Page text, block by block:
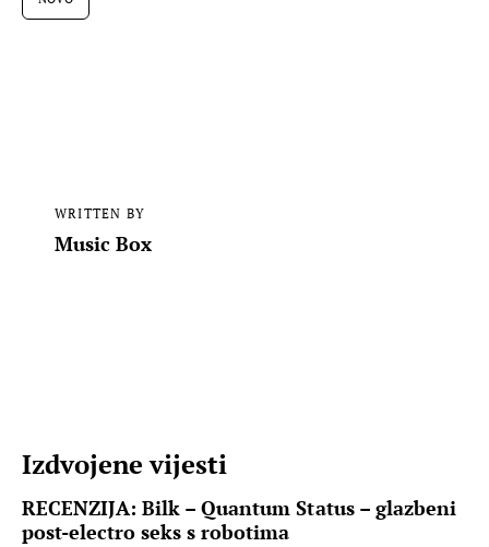
WRITTEN BY
Music Box
Izdvojene vijesti
RECENZIJA: Bilk – Quantum Status – glazbeni
post-electro seks s robotima